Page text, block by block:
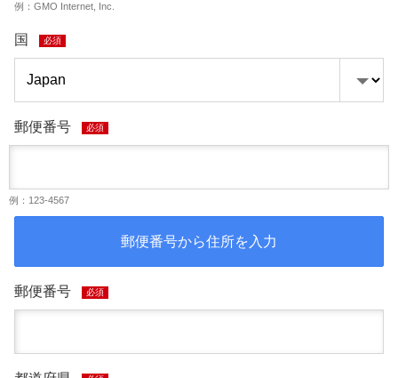
例：GMO Internet, Inc.
国 必須
郵便番号 必須
例：123-4567
郵便番号から住所を入力
郵便番号 必須